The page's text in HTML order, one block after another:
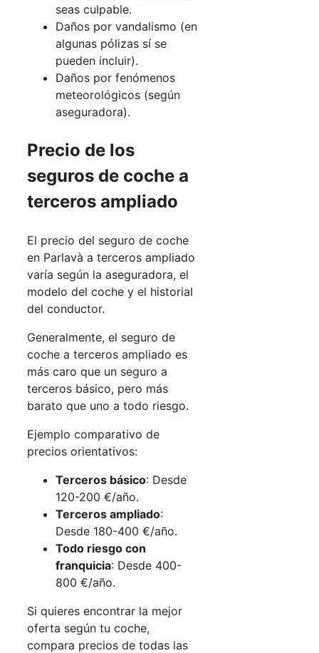
seas culpable.
Daños por vandalismo (en
algunas pólizas sí se
pueden incluir).
Daños por fenómenos
meteorológicos (según
aseguradora).
Precio de los
seguros de coche a
terceros ampliado
El precio del seguro de coche
en Parlavà a terceros ampliado
varía según la aseguradora, el
modelo del coche y el historial
del conductor.
Generalmente, el seguro de
coche a terceros ampliado es
más caro que un seguro a
terceros básico, pero más
barato que uno a todo riesgo.
Ejemplo comparativo de
precios orientativos:
Terceros básico: Desde
120-200 €/año.
Terceros ampliado:
Desde 180-400 €/año.
Todo riesgo con
franquicia: Desde 400-
800 €/año.
Si quieres encontrar la mejor
oferta según tu coche,
compara precios de todas las